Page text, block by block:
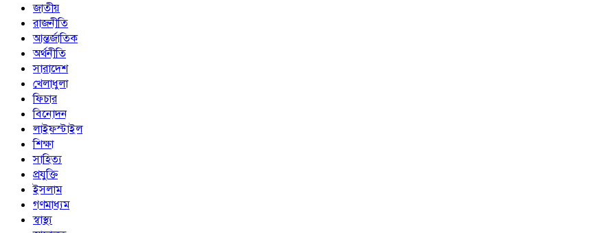
জাতীয়
রাজনীতি
আন্তর্জাতিক
অর্থনীতি
সারাদেশ
খেলাধুলা
ফিচার
বিনোদন
লাইফস্টাইল
শিক্ষা
সাহিত্য
প্রযুক্তি
ইসলাম
গণমাধ্যম
স্বাস্থ্য